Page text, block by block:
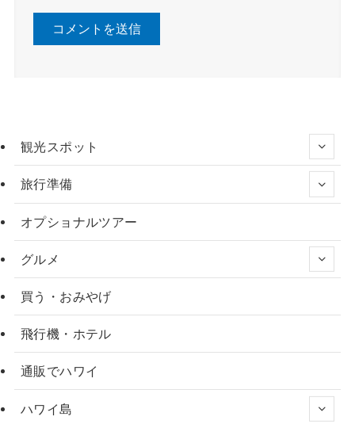
観光スポット
旅行準備
オプショナルツアー
グルメ
買う・おみやげ
飛行機・ホテル
通販でハワイ
ハワイ島